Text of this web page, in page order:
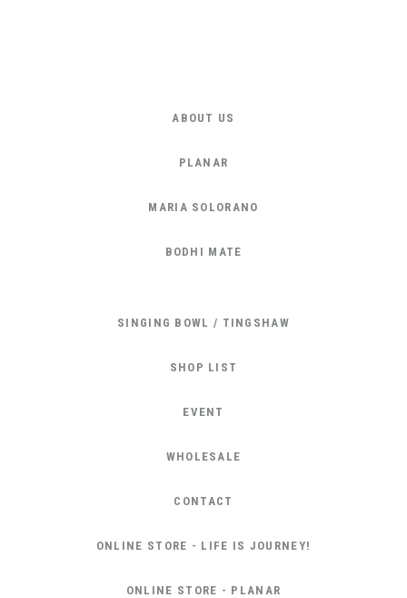
ABOUT US
PLANAR
MARIA SOLORANO
BODHI MATE
SINGING BOWL / TINGSHAW
SHOP LIST
EVENT
WHOLESALE
CONTACT
ONLINE STORE - LIFE IS JOURNEY!
ONLINE STORE - PLANAR